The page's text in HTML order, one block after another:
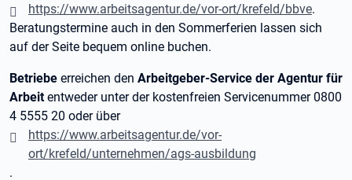
https://www.arbeitsagentur.de/vor-ort/krefeld/bbve.
Beratungstermine auch in den Sommerferien lassen sich
auf der Seite bequem online buchen.
Betriebe erreichen den Arbeitgeber-Service der Agentur für
Arbeitentweder unter der kostenfreien Servicenummer 0800
4 5555 20 oder über
https://www.arbeitsagentur.de/vor-
ort/krefeld/unternehmen/ags-ausbildung
.